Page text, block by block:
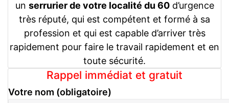
un serrurier de votre localité du 60d’urgence
très réputé, qui est compétent et formé à sa
profession et qui est capable d’arriver très
rapidement pour faire le travail rapidement et en
toute sécurité.
Rappel immédiat et gratuit
Votre nom (obligatoire)